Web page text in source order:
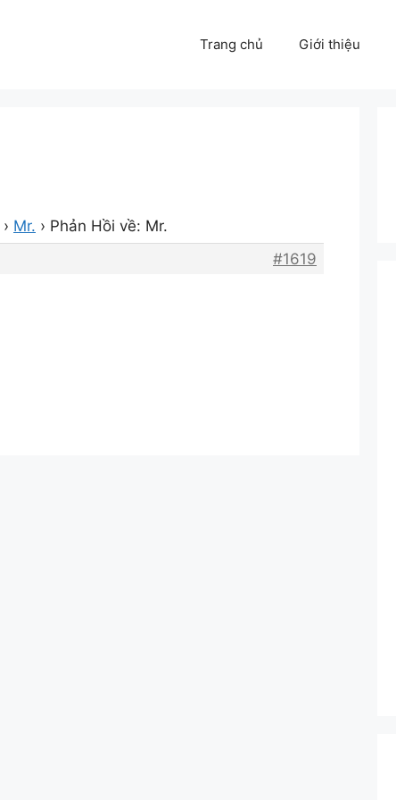
Trang chủ Giới thiệu
› Mr. › Phản Hồi về: Mr.
#1619